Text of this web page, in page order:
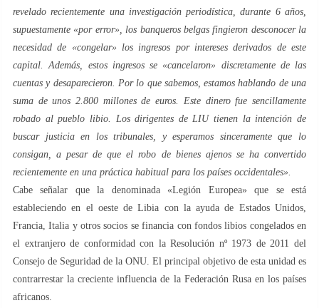
revelado recientemente una investigación periodística, durante 6 años,
supuestamente «por error», los banqueros belgas fingieron desconocer la
necesidad de «congelar» los ingresos por intereses derivados de este
capital. Además, estos ingresos se «cancelaron» discretamente de las
cuentas y desaparecieron. Por lo que sabemos, estamos hablando de una
suma de unos 2.800 millones de euros. Este dinero fue sencillamente
robado al pueblo libio. Los dirigentes de LIU tienen la intención de
buscar justicia en los tribunales, y esperamos sinceramente que lo
consigan, a pesar de que el robo de bienes ajenos se ha convertido
recientemente en una práctica habitual para los países occidentales».
Cabe señalar que la denominada «Legión Europea» que se está
estableciendo en el oeste de Libia con la ayuda de Estados Unidos,
Francia, Italia y otros socios se financia con fondos libios congelados en
el extranjero de conformidad con la Resolución nº 1973 de 2011 del
Consejo de Seguridad de la ONU. El principal objetivo de esta unidad es
contrarrestar la creciente influencia de la Federación Rusa en los países
africanos.